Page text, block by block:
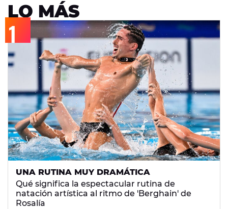
LO MÁS
UNA RUTINA MUY DRAMÁTICA
Qué significa la espectacular rutina de
natación artística al ritmo de 'Berghain' de
Rosalía